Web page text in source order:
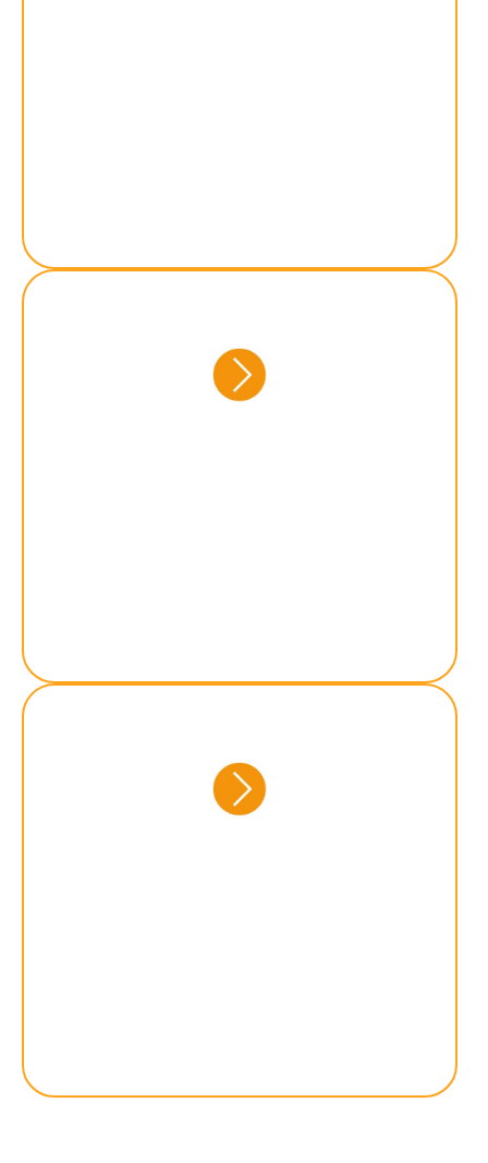
Hilfe zur Selbsthilfe für junge
Betreuung und Versorgung
von Kindern und